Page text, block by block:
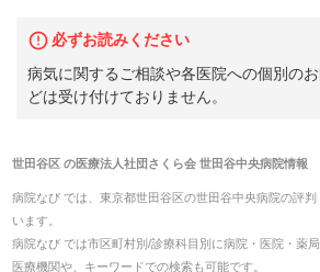
必ずお読みください
病気に関するご相談や各医院への個別の
どは受け付けておりません。
世田谷区の医療法人社団さくら会 世田谷中央病院情報
病院なび では、 東京都世田谷区の世田谷中央病院の評判
います。
病院なび では市区町村別/診療科目別に病院・医院・薬
医療機関や、キーワードでの検索も可能です。